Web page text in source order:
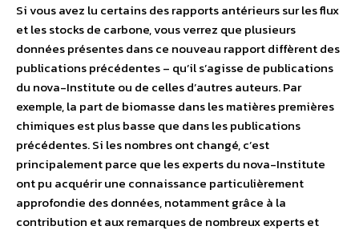
Si vous avez lu certains des rapports antérieurs sur les flux
et les stocks de carbone, vous verrez que plusieurs
données présentes dans ce nouveau rapport diffèrent des
publications précédentes – qu’il s’agisse de publications
du nova-Institute ou de celles d’autres auteurs. Par
exemple, la part de biomasse dans les matières premières
chimiques est plus basse que dans les publications
précédentes. Si les nombres ont changé, c’est
principalement parce que les experts du nova-Institute
ont pu acquérir une connaissance particulièrement
approfondie des données, notamment grâce à la
contribution et aux remarques de nombreux experts et